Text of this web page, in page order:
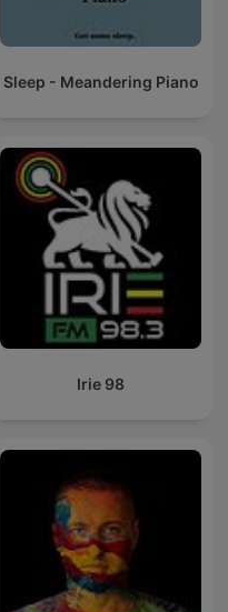
Sleep - Meandering Piano
Irie 98